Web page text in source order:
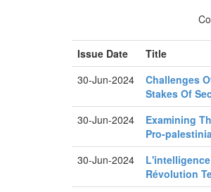
Issue Date
Title
30-Jun-2024
Challenges
Stakes Of
30-Jun-2024
Examining
Pro-
30-Jun-2024
Révolution